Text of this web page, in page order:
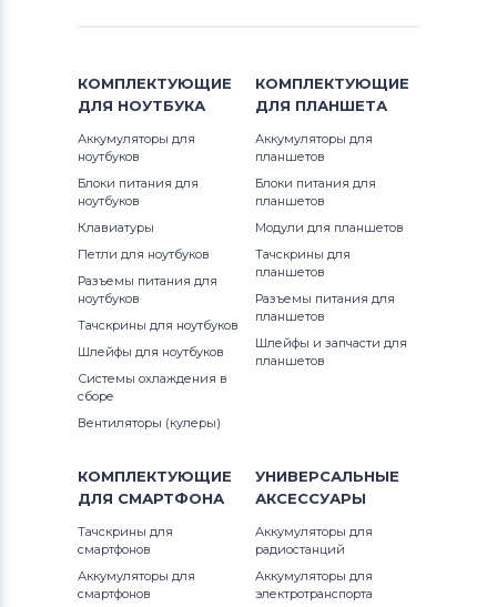
Тачскрины для планшетовOysters
Тачскрины для планшетов
Тачскрины для планшетовHyundai
Тачскрины для планшетов GoClever
Тачскрины для планшетовNetpal
Тачскрины для планшетовHuawei
Тачскрины для планшетов
Тачскрины для планшетов
Тачскрины для планшетовiRu
Тачскрины для планшетов
TurboPad
КОМПЛЕКТУЮЩИЕ
ДЛЯ НОУТБУКА
Аккумуляторы для
ноутбуков
Блоки питания для
ноутбуков
Клавиатуры
Петли для ноутбуков
Разъемы питания для
ноутбуков
Тачскрины для ноутбуков
Шлейфы для ноутбуков
Системы охлаждения в
сборе
Вентиляторы (кулеры)
КОМПЛЕКТУЮЩИЕ
ДЛЯ ПЛАНШЕТА
Аккумуляторы для
планшетов
Блоки питания для
планшетов
Модули для планшетов
Тачскрины для
планшетов
Разъемы питания для
планшетов
Шлейфы и запчасти для
планшетов
КОМПЛЕКТУЮЩИЕ
ДЛЯ СМАРТФОНА
Тачскрины для
смартфонов
Аккумуляторы для
смартфонов
УНИВЕРСАЛЬНЫЕ
АКСЕССУАРЫ
Аккумуляторы для
радиостанций
Аккумуляторы для
электротранспорта